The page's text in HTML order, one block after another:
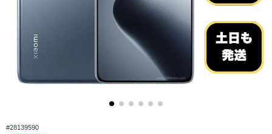
#28139590